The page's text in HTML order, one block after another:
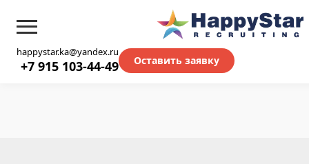
happystar.ka@yandex.ru
+7 915 103-44-49 Оставить заявку